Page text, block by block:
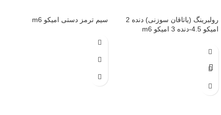
رولبرینگ (یاتاقان سوزنی) دنده 2
امیکو 4.5-دنده 3 امیکو m6
سیم ترمز دستی امیکو m6